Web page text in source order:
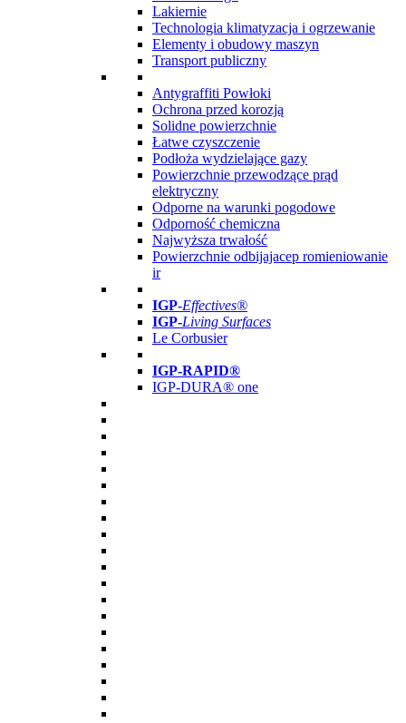
Lakiernie
Technologia klimatyzacja i ogrzewanie
Elementy i obudowy maszyn
Transport publiczny
Antygraffiti Powłoki
Ochrona przed korozją
Solidne powierzchnie
Łatwe czyszczenie
Podłoża wydzielające gazy
Powierzchnie przewodzące prąd
elektryczny
Odporne na warunki pogodowe
Odporność chemiczna
Najwyższa trwałość
Powierzchnie odbijajacep romieniowanie
ir
IGP-Effectives®
IGP-Living Surfaces
Le Corbusier
IGP-RAPID®
IGP-DURA® one